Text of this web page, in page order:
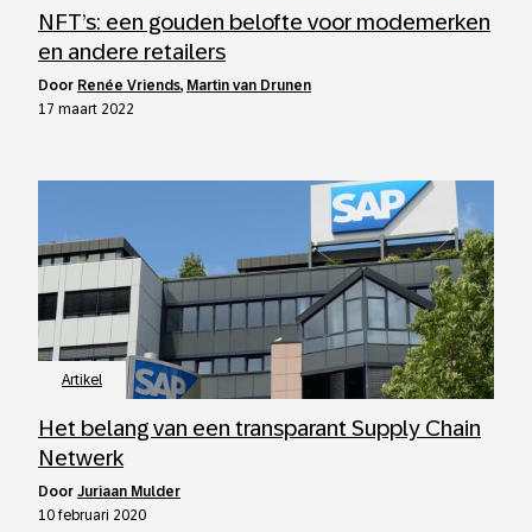
NFT’s: een gouden belofte voor modemerken
en andere retailers
door Renée Vriends, Martin van Drunen
17 maart 2022
Artikel
Het belang van een transparant Supply Chain
Netwerk
door Juriaan Mulder
10 februari 2020